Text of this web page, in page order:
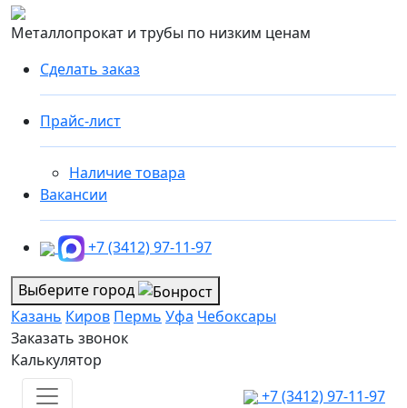
Металлопрокат и трубы по низким ценам
Сделать заказ
Прайс-лист
Наличие товара
Вакансии
+7 (3412) 97-11-97
Выберите город
Казань Киров Пермь Уфа Чебоксары
Заказать звонок
Калькулятор
+7 (3412) 97-11-97